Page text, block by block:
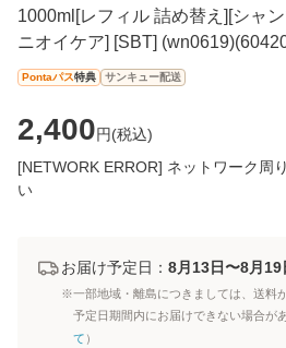
1000ml[レフィル 詰め替え][シャ
ニオイケア] [SBT]
Pontaパス特典 サンキュー配送
2,400円(税込)
[NETWORK ERROR] ネットワーク周
い
お届け予定日： 8月13日〜8月19
※一部地域・離島につきましては、送料
予定日期間内にお届けできない場合が
て ）